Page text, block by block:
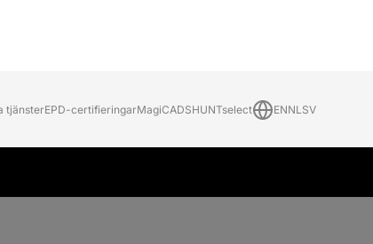
tjänsterEPD-certifieringarMagiCADSHUNTselect ENNLSV